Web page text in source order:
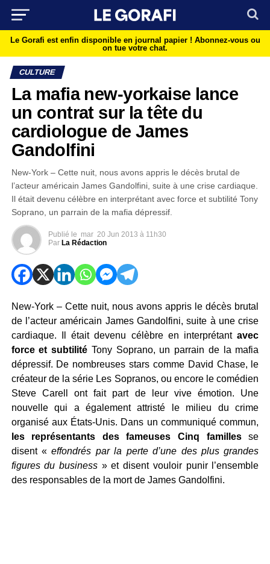
Le Gorafi est enfin disponible en journal papier ! Abonnez-vous ou
on tue votre chat.
CULTURE
La mafia new-yorkaise lance
un contrat sur la tête du
cardiologue de James
Gandolfini
New-York – Cette nuit, nous avons appris le décès brutal de
l’acteur américain James Gandolfini, suite à une crise cardiaque.
Il était devenu célèbre en interprétant avec force et subtilité Tony
Soprano, un parrain de la mafia dépressif.
Publié le mar 20 Jun 2013 à 11h30
Par La Rédaction
New-York – Cette nuit, nous avons appris le décès brutal
de l’acteur américain James Gandolfini, suite à une crise
cardiaque. Il était devenu célèbre en interprétantavec
force et subtilité Tony Soprano, un parrain de la mafia
dépressif. De nombreuses stars comme David Chase, le
créateur de la série Les Sopranos, ou encore le comédien
Steve Carell ont fait part de leur vive émotion. Une
nouvelle qui a également attristé le milieu du crime
organisé aux États-Unis. Dans un communiqué commun,
les représentants des fameuses Cinq famillesse
disent «effondrés par la perte d’une des plus grandes
figures du business » et disent vouloir punir l’ensemble
des responsables de la mort de James Gandolfini.